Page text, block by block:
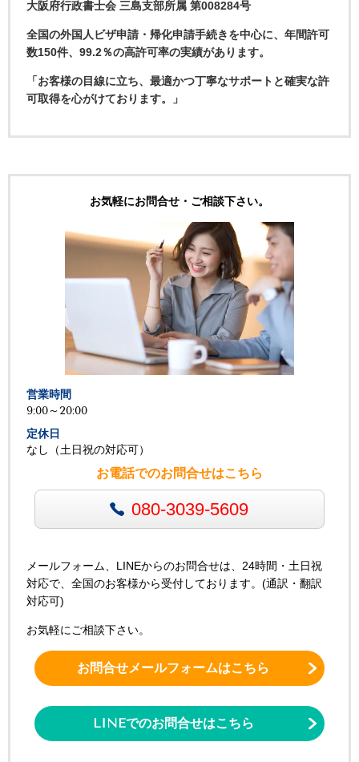
大阪府行政書士会 三島支部所属 第008284号
全国の外国人ビザ申請・帰化申請手続きを中心に、年間許可
数150件、99.2％の高許可率の実績があります。
「お客様の目線に立ち、最適かつ丁寧なサポートと確実な許
可取得を心がけております。」
お気軽にお問合せ・ご相談下さい。
営業時間
9:00～20:00
定休日
なし（土日祝の対応可）
お電話でのお問合せはこちら
080-3039-5609
メールフォーム、LINEからのお問合せは、24時間・土日祝
対応で、全国のお客様から受付しております。(通訳・翻訳
対応可)
お気軽にご相談下さい。
お問合せメールフォームはこちら
LINEでのお問合せはこちら